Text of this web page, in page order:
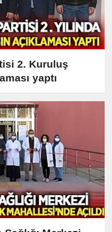
2. Kuruluş
yaptı